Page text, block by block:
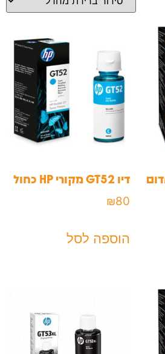
דיו GT52 מקורי HP כחול
₪80
הוספה לסל